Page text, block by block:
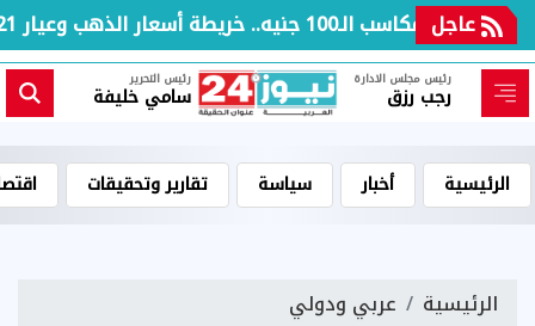
عاجل
بعد مكاسب الـ100 جنيه.. خريطة أسعار الذهب وعيار 21 بالعطلة الأسبوعية
رئيس مجلس الادارة
رجب رزق
رئيس التحرير
سامي خليفة
الرئيسية أخبار سياسة تقارير وتحقيقات
الرئيسية عربي ودولي